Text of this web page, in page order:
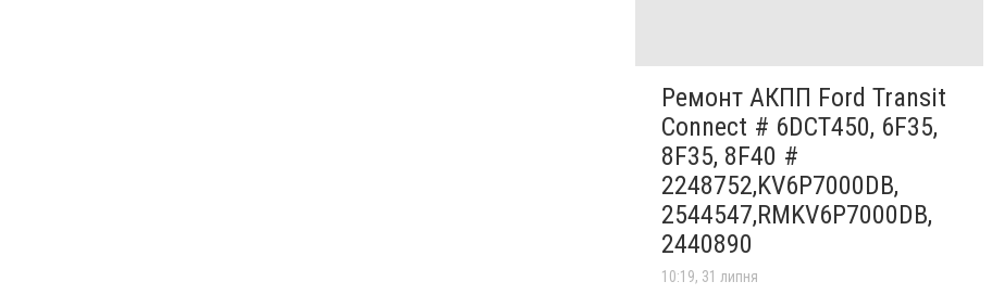
Ремонт АКПП Ford Transit
Connect # 6DCT450, 6F35,
8F35, 8F40 #
2248752,KV6P7000DB,
2544547,RMKV6P7000DB,
2440890
10:19, 31 липня